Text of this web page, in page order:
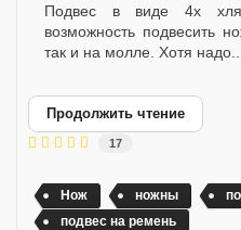
Подвес в виде 4х
возможность подвесить
так и на молле. Хотя надо...
Продолжить чтение
17
Нож ножны
подвес на ремень